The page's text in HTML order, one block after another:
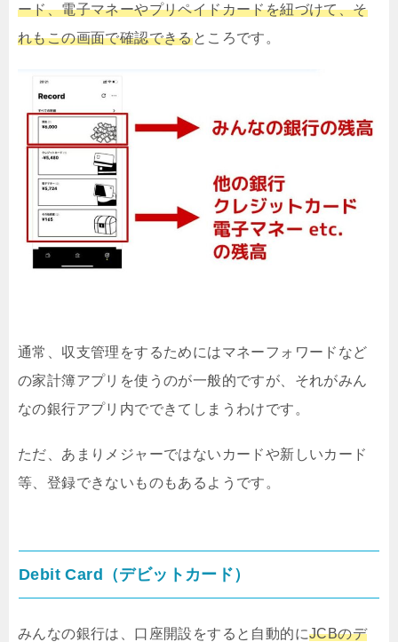
ード、電子マネーやプリペイドカードを紐づけて、そ
れもこの画面で確認できるところです。
通常、収支管理をするためにはマネーフォワードなど
の家計簿アプリを使うのが一般的ですが、それがみん
なの銀行アプリ内でできてしまうわけです。
ただ、あまりメジャーではないカードや新しいカード
等、登録できないものもあるようです。
Debit Card（デビットカード）
みんなの銀行は、口座開設をすると自動的にJCBのデ